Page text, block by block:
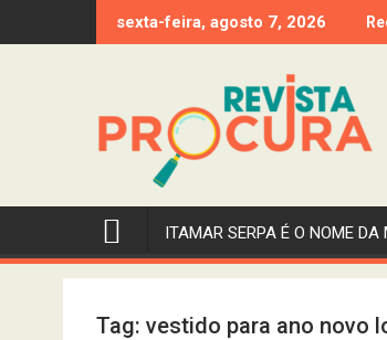
to
sexta-feira, agosto 7, 2026
ITAMAR SERPA É O NOME
Tag: vestido para ano novo